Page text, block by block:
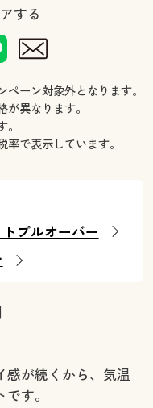
する
ーン対象外となります。
異なります。
で表示しています。
プルオーバー
感が続くから、気温
す。